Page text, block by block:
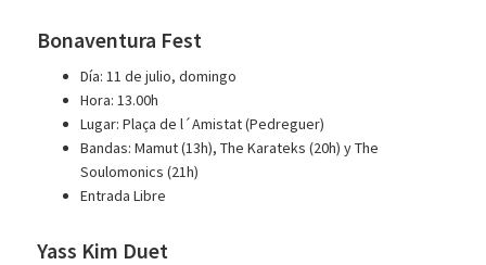
Bonaventura Fest
Día: 11 de julio, domingo
Hora: 13.00h
Lugar: Plaça de l´Amistat (Pedreguer)
Bandas: Mamut (13h), The Karateks (20h) y The
Soulomonics (21h)
Entrada Libre
Yass Kim Duet